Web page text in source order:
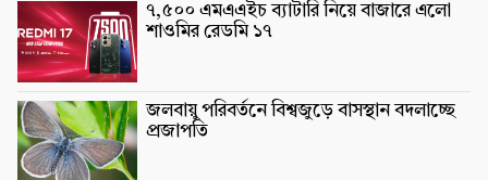
৭,৫০০ এমএএইচ ব্যাটারি নিয়ে বাজারে এলো
শাওমির রেডমি ১৭
জলবায়ু পরিবর্তনে বিশ্বজুড়ে বাসস্থান বদলাচ্ছে
প্রজাপতি